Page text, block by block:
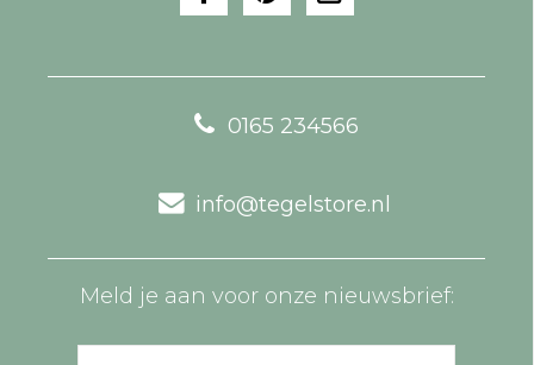
0165 234566
info@tegelstore.nl
Meld je aan voor onze nieuwsbrief: